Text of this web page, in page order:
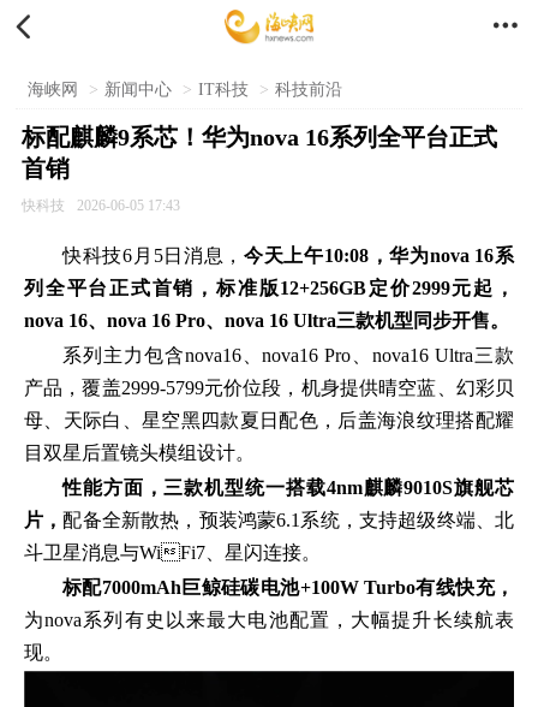
 
海峡网 > 新闻中心 > IT科技 > 科技前沿
标配麒麟9系芯！华为nova 16系列全平台正式
首销
快科技 2026-06-05 17:43
快科技6月5日消息， 今天上午10:08，华为nova 16系
列全平台正式首销，标准版12+256GB定价2999元起，
nova 16、nova 16 Pro、nova 16 Ultra三款机型同步开售。
系列主力包含nova16、nova16 Pro、nova16 Ultra三款
产品，覆盖2999-5799元价位段，机身提供晴空蓝、幻彩贝
母、天际白、星空黑四款夏日配色，后盖海浪纹理搭配耀
目双星后置镜头模组设计。
性能方面，三款机型统一搭载4nm麒麟9010S旗舰芯
片，配备全新散热，预装鸿蒙6.1系统，支持超级终端、北
斗卫星消息与WiFi7、星闪连接。
标配7000mAh巨鲸硅碳电池+100W Turbo有线快充，
为nova系列有史以来最大电池配置，大幅提升长续航表
现。